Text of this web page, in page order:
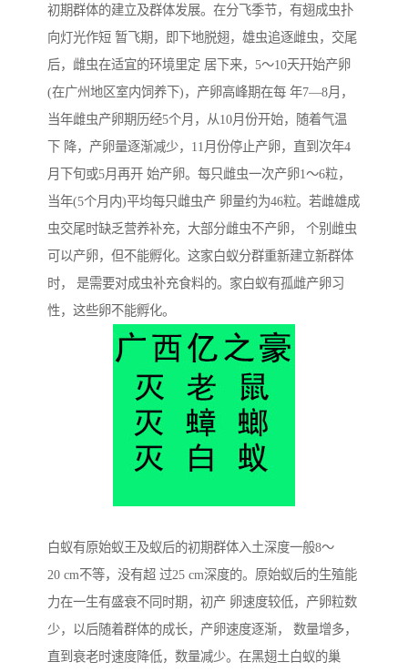
初期群体的建立及群体发展。在分飞季节，有翅成虫扑
向灯光作短 暂飞期，即下地脱翅，雄虫追逐雌虫，交尾
后，雌虫在适宜的环境里定 居下来，5～10天幵始产卵
(在广州地区室内饲养下)，产卵高峰期在每 年7—8月，
当年雌虫产卵期历经5个月，从10月份开始，随着气温
下 降，产卵量逐渐减少，11月份停止产卵，直到次年4
月下旬或5月再开 始产卵。每只雌虫一次产卵1～6粒，
当年(5个月内)平均每只雌虫产 卵量约为46粒。若雌雄成
虫交尾时缺乏营养补充，大部分雌虫不产卵， 个别雌虫
可以产卵，但不能孵化。这家白蚁分群重新建立新群体
时， 是需要对成虫补充食料的。家白蚁有孤雌产卵习
性，这些卵不能孵化。
白蚁有原始蚁王及蚁后的初期群体入土深度一般8～
20 cm不等，没有超 过25 cm深度的。原始蚁后的生殖能
力在一生有盛衰不同时期，初产 卵速度较低，产卵粒数
少，以后随着群体的成长，产卵速度逐渐， 数量增多，
直到衰老时速度降低，数量减少。在黑翅土白蚁的巢